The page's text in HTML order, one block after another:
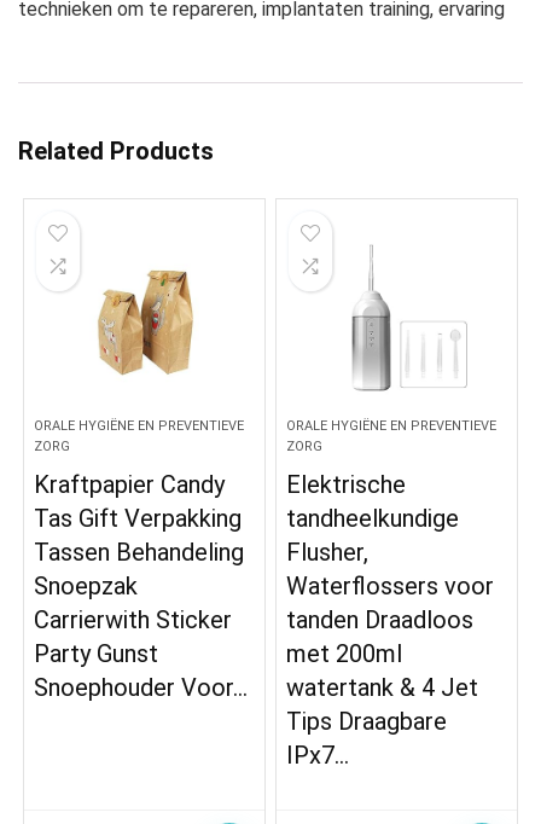
technieken om te repareren, implantaten training, ervaring
Related Products
ORALE HYGIËNE EN PREVENTIEVE
ZORG
Kraftpapier Candy
Tas Gift Verpakking
Tassen Behandeling
Snoepzak
Carrierwith Sticker
Party Gunst
Snoephouder Voor…
ORALE HYGIËNE EN PREVENTIEVE
ZORG
Elektrische
tandheelkundige
Flusher,
Waterflossers voor
tanden Draadloos
met 200ml
watertank & 4 Jet
Tips Draagbare
IPx7…